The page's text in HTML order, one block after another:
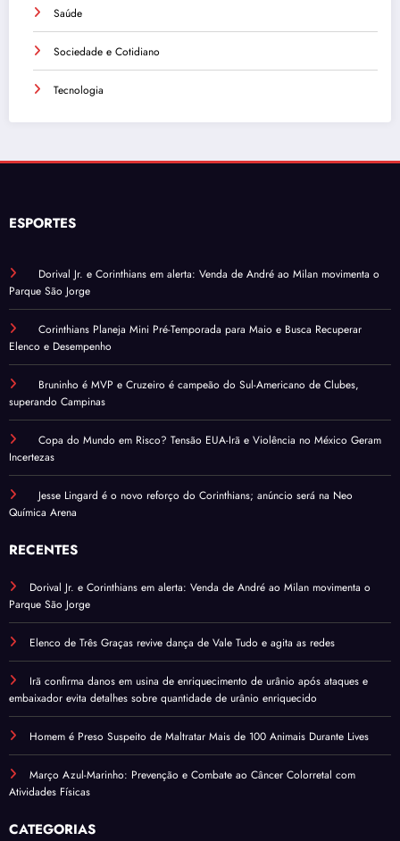
Saúde
Sociedade e Cotidiano
Tecnologia
ESPORTES
Dorival Jr. e Corinthians em alerta: Venda de André ao Milan movimenta o
Parque São Jorge
Corinthians Planeja Mini Pré-Temporada para Maio e Busca Recuperar
Elenco e Desempenho
Bruninho é MVP e Cruzeiro é campeão do Sul-Americano de Clubes,
superando Campinas
Copa do Mundo em Risco? Tensão EUA-Irã e Violência no México Geram
Incertezas
Jesse Lingard é o novo reforço do Corinthians; anúncio será na Neo
Química Arena
RECENTES
Dorival Jr. e Corinthians em alerta: Venda de André ao Milan movimenta o
Parque São Jorge
Elenco de Três Graças revive dança de Vale Tudo e agita as redes
Irã confirma danos em usina de enriquecimento de urânio após ataques e
embaixador evita detalhes sobre quantidade de urânio enriquecido
Homem é Preso Suspeito de Maltratar Mais de 100 Animais Durante Lives
Março Azul-Marinho: Prevenção e Combate ao Câncer Colorretal com
Atividades Físicas
CATEGORIAS